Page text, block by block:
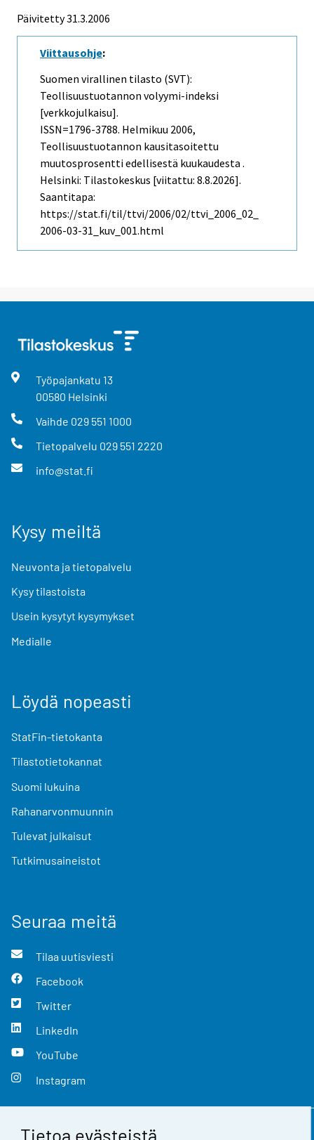
Tietoa evästeistä
Päivitetty31.3.2006
Viittausohje:
Suomen virallinen tilasto (SVT):
Teollisuustuotannon volyymi-indeksi
[verkkojulkaisu].
ISSN=1796-3788. Helmikuu 2006,
Teollisuustuotannon kausitasoitettu
muutosprosentti edellisestä kuukaudesta .
Helsinki: Tilastokeskus [viitattu: 8.8.2026].
Saantitapa:
https://stat.fi/til/ttvi/2006/02/ttvi_2006_02_
2006-03-31_kuv_001.html
Työpajankatu 13
00580 Helsinki
Vaihde 029 551 1000
Tietopalvelu 029 551 2220
info@stat.fi
Kysy meiltä
Neuvonta ja tietopalvelu
Kysy tilastoista
Usein kysytyt kysymykset
Medialle
Löydä nopeasti
StatFin-tietokanta
Tilastotietokannat
Suomi lukuina
Rahanarvonmuunnin
Tulevat julkaisut
Tutkimusaineistot
Seuraa meitä
Tilaa uutisviesti
Facebook
Twitter
LinkedIn
YouTube
Instagram